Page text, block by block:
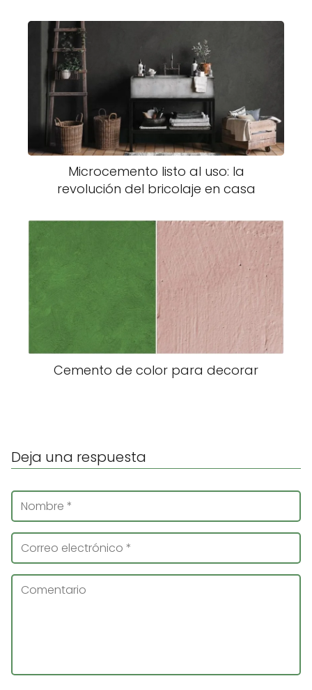
Microcemento listo al uso: la
revolución del bricolaje en casa
Cemento de color para decorar
Deja una respuesta